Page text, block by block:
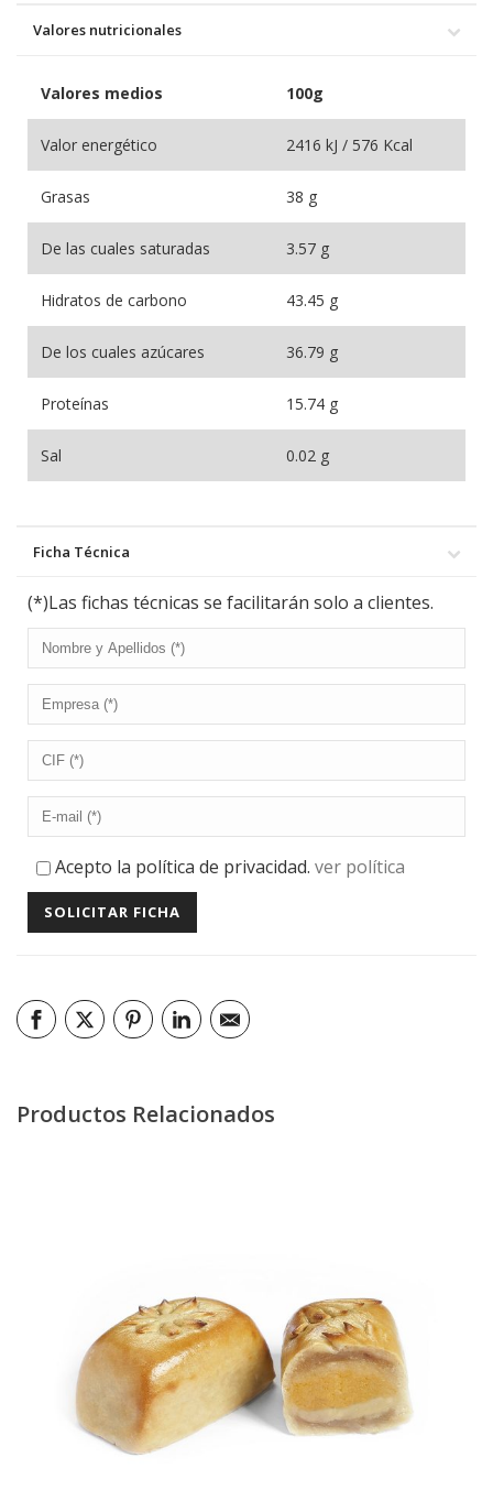
Valores nutricionales
Valores medios 100g
Valor energético 2416 kJ / 576 Kcal
Grasas 38 g
De las cuales saturadas 3.57 g
Hidratos de carbono 43.45 g
De los cuales azúcares 36.79 g
Proteínas 15.74 g
Sal 0.02 g
Ficha Técnica
(*)Las fichas técnicas se facilitarán solo a clientes.
Acepto la política de privacidad. ver política
Productos Relacionados